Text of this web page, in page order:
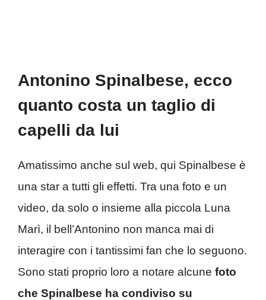
Antonino Spinalbese, ecco
quanto costa un taglio di
capelli da lui
Amatissimo anche sul web, qui Spinalbese è
una star a tutti gli effetti. Tra una foto e un
video, da solo o insieme alla piccola Luna
Marì, il bell’Antonino non manca mai di
interagire con i tantissimi fan che lo seguono.
Sono stati proprio loro a notare alcune foto
che Spinalbese ha condiviso su